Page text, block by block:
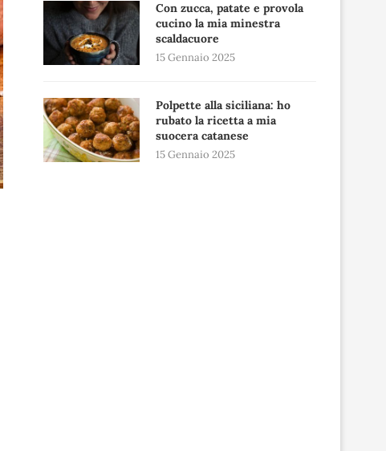
Con zucca, patate e provola
cucino la mia minestra
scaldacuore
15 Gennaio 2025
Polpette alla siciliana: ho
rubato la ricetta a mia
suocera catanese
15 Gennaio 2025